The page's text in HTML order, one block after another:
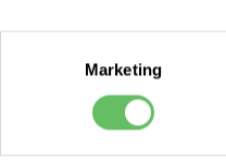
Marketing